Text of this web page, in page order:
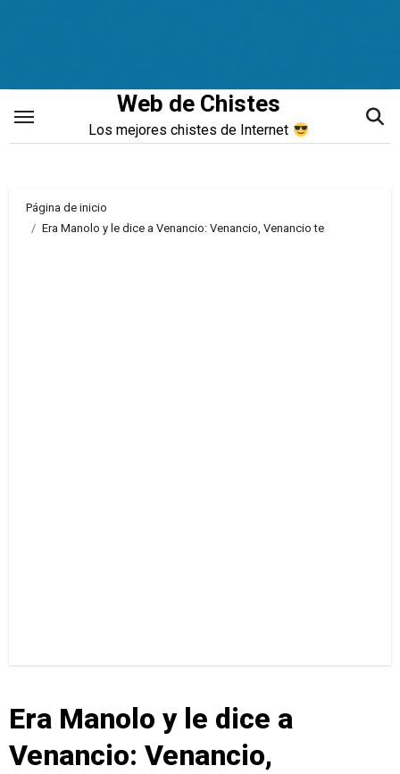
Web de Chistes
Los mejores chistes de Internet
Página de inicio
Era Manolo y le dice a Venancio: Venancio, Venancio te
Era Manolo y le dice a
Venancio: Venancio,